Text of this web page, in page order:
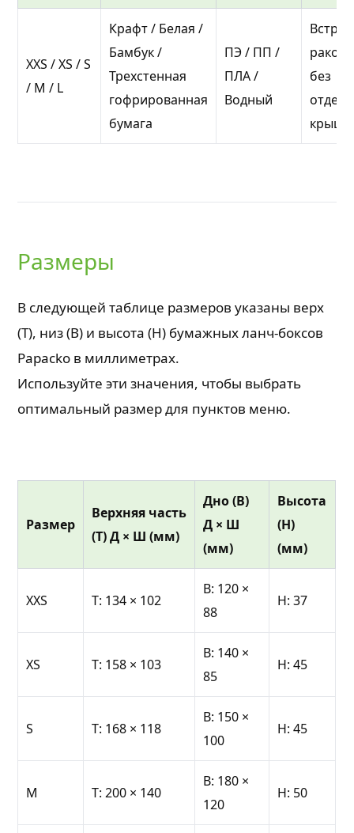
XXS / XS / S
/ M / L
Крафт / Белая /
Бамбук /
Трехстенная
гофрированная
бумага
ПЭ / ПП /
ПЛА /
Водный
без
Размеры
В следующей таблице размеров указаны верх
(T), низ (B) и высота (H) бумажных ланч-боксов
Papacko в миллиметрах.
Используйте эти значения, чтобы выбрать
оптимальный размер для пунктов меню.
Размер
Верхняя часть
(T) Д × Ш (мм)
Дно (B)
Д × Ш
(мм)
Высота
(H)
(мм)
XXS T: 134 × 102
B: 120 ×
88
H: 37
XS T: 158 × 103
B: 140 ×
85
H: 45
S T: 168 × 118
B: 150 ×
100
H: 45
M T: 200 × 140
B: 180 ×
120
H: 50